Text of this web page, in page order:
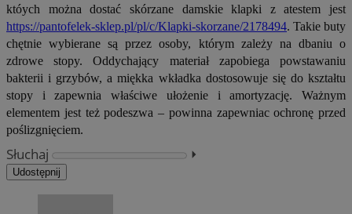
któych można dostać skórzane damskie klapki z atestem jest
https://pantofelek-sklep.pl/pl/c/Klapki-skorzane/2178494. Takie buty
chętnie wybierane są przez osoby, którym zależy na dbaniu o
zdrowe stopy. Oddychający materiał zapobiega powstawaniu
bakterii i grzybów, a miękka wkładka dostosowuje się do kształtu
stopy i zapewnia właściwe ułożenie i amortyzację. Ważnym
elementem jest też podeszwa – powinna zapewniac ochronę przed
poślizgnięciem.
Słuchaj ⏵︎
Udostępnij